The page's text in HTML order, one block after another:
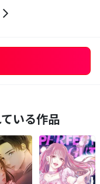
いる作品